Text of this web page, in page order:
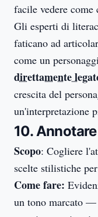
facile vedere
Gli esperti di
faticano ad
come un
direttamente
crescita del
un'interpretazione
10.
Scopo: Cogliere
scelte stilistiche
Come fare:
un tono marcato —